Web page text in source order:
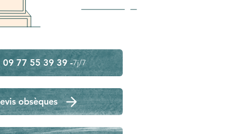
09 77 55 39 39 -7j/7
obsèques